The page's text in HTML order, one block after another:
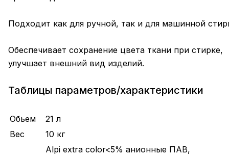
Подходит как для ручной, так и для машинной
Обеспечивает сохранение цвета ткани при стирке,
улучшает внешний вид изделий.
Таблицы параметров/характеристики
Обьем
21 л
Вес
10 кг
Alpi extra color<5% анионные ПАВ,